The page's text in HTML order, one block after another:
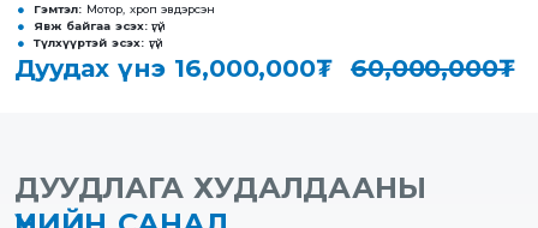
Гэмтэл: Мотор, хроп эвдэрсэн
Явж байгаа эсэх:үгүй
Түлхүүртэй эсэх:үгүй
Дуудах үнэ 16,000,000₮ 60,000,000₮
ДУУДЛАГА ХУДАЛДААНЫ